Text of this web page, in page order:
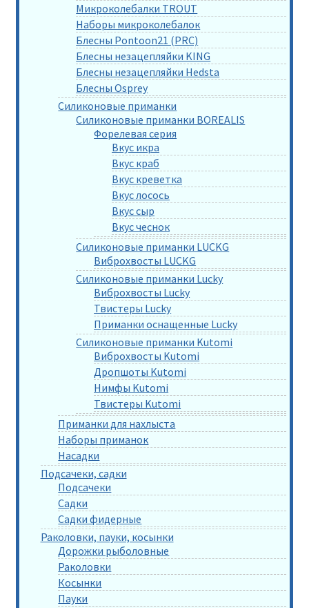
Микроколебалки TROUT
Наборы микроколебалок
Блесны Pontoon21 (PRC)
Блесны незацепляйки KING
Блесны незацепляйки Hedsta
Блесны Osprey
Силиконовые приманки
Силиконовые приманки BOREALIS
Форелевая серия
Вкус икра
Вкус краб
Вкус креветка
Вкус лосось
Вкус сыр
Вкус чеснок
Силиконовые приманки LUCKG
Виброхвосты LUCKG
Силиконовые приманки Lucky
Виброхвосты Lucky
Твистеры Lucky
Приманки оснащенные Lucky
Силиконовые приманки Kutomi
Виброхвосты Kutomi
Дропшоты Kutomi
Нимфы Kutomi
Твистеры Kutomi
Приманки для нахлыста
Наборы приманок
Насадки
Подсачеки, садки
Подсачеки
Садки
Садки фидерные
Раколовки, пауки, косынки
Дорожки рыболовные
Раколовки
Косынки
Пауки